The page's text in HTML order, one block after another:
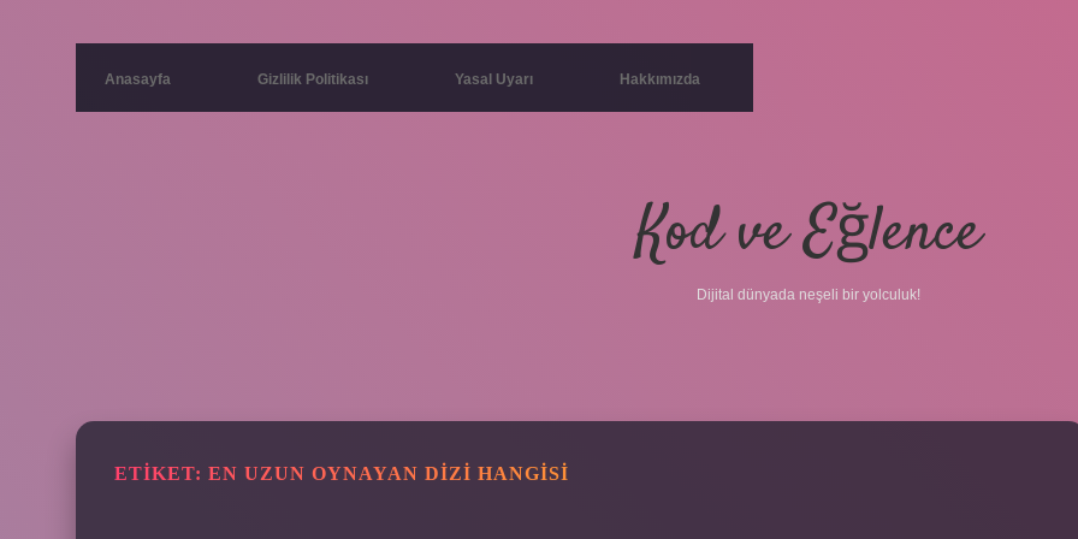
Anasayfa Gizlilik Politikası Yasal Uyarı Hakkımızda
Kod ve Eğlence
Dijital dünyada neşeli bir yolculuk!
ETIKET: EN UZUN OYNAYAN DIZI HANGISI